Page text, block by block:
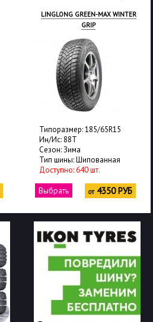
LINGLONG GREEN-MAX WINTER
GRIP
Типоразмер: 185/65R15
Ин/Ис: 88T
Сезон: Зима
Тип шины: Шипованная
Доступно: 640 шт.
Выбрать от4350 РУБ